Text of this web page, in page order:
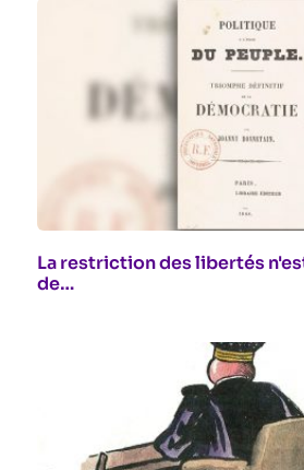
La restriction des libertés
de…